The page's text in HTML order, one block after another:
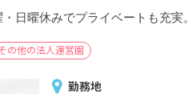
日曜休みでプライベートも充実。
の他の法人運営園
勤務地